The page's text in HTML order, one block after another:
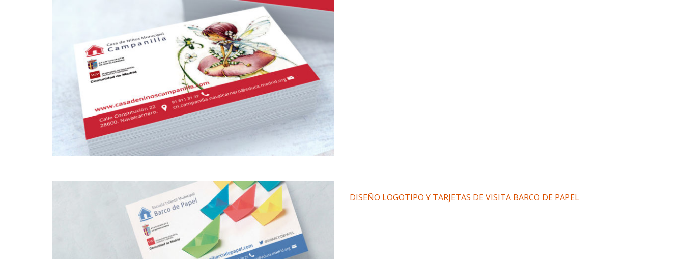
DISEÑO LOGOTIPO Y TARJETAS DE VISITA BARCO DE PAPEL